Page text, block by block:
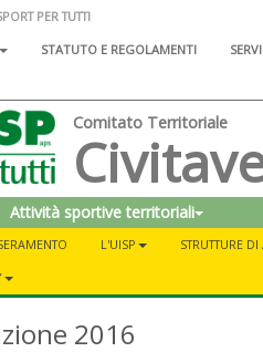
PER TUTTI
STATUTO E REGOLAMENTI
Comitato Territoriale
Attività sportive territoriali
L'UISP STRUTTURE DI
2016